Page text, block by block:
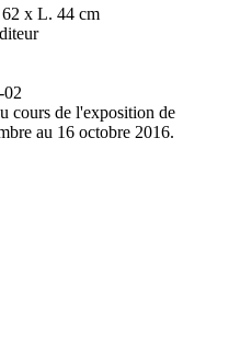
x L. 44 cm
02
cours de l'exposition de
au 16 octobre 2016.